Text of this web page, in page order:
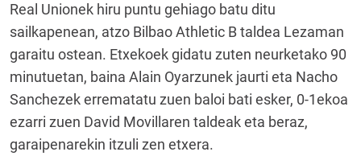
Real Unionek hiru puntu gehiago batu ditu
sailkapenean, atzo Bilbao Athletic B taldea Lezaman
garaitu ostean. Etxekoek gidatu zuten neurketako 90
minutuetan, baina Alain Oyarzunek jaurti eta Nacho
Sanchezek errematatu zuen baloi bati esker, 0-1ekoa
ezarri zuen David Movillaren taldeak eta beraz,
garaipenarekin itzuli zen etxera.